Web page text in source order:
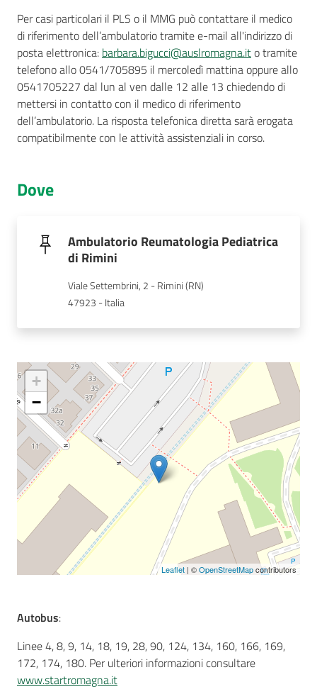
Per casi particolari il PLS o il MMG può contattare il medico
di riferimento dell’ambulatorio tramite e-mail all'indirizzo di
posta elettronica: barbara.bigucci@auslromagna.ito tramite
telefono allo 0541/705895 il mercoledì mattina oppure allo
0541705227 dal lun al ven dalle 12 alle 13 chiedendo di
mettersi in contatto con il medico di riferimento
dell’ambulatorio. La risposta telefonica diretta sarà erogata
compatibilmente con le attività assistenziali in corso.
Dove
Ambulatorio Reumatologia Pediatrica
di Rimini
Viale Settembrini, 2 - Rimini (RN)
47923 - Italia
+
−
Leaflet | ©OpenStreetMapcontributors
Autobus:
Linee 4, 8, 9, 14, 18, 19, 28, 90, 124, 134, 160, 166, 169,
172, 174, 180. Per ulteriori informazioni consultare
www.startromagna.it